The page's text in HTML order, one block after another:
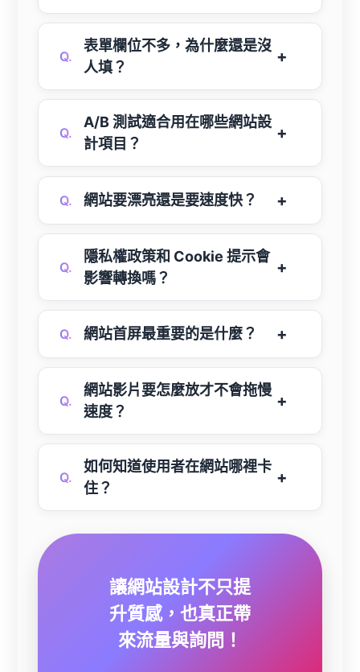
Q.
表單欄位不多，為什麼還是沒
人填？
Q.
A/B 測試適合用在哪些網站設
計項目？
Q. 網站要漂亮還是要速度快？
Q.
隱私權政策和 Cookie 提示會
影響轉換嗎？
Q. 網站首屏最重要的是什麼？
Q.
網站影片要怎麼放才不會拖慢
速度？
Q.
如何知道使用者在網站哪裡卡
住？
讓網站設計不只提
升質感，也真正帶
來流量與詢問！